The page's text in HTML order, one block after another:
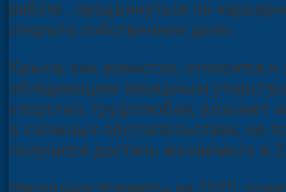
работе , продвинуться по
открыть собственное дело.
Крыса, как известно, относится
обладающим завидным
упорство, трудолюбие, возьмёт
в сложных обстоятельствах, не
получится достичь желаемого в